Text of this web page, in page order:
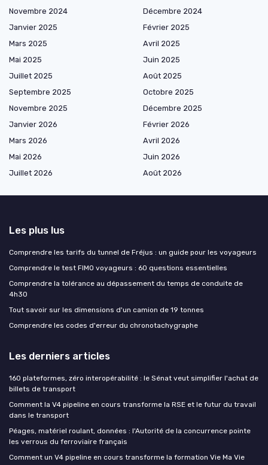
Novembre 2024
Décembre 2024
Janvier 2025
Février 2025
Mars 2025
Avril 2025
Mai 2025
Juin 2025
Juillet 2025
Août 2025
Septembre 2025
Octobre 2025
Novembre 2025
Décembre 2025
Janvier 2026
Février 2026
Mars 2026
Avril 2026
Mai 2026
Juin 2026
Juillet 2026
Août 2026
Les plus lus
Comprendre les tarifs du tunnel de Fréjus : un guide pour les voyageurs
Comprendre le test FIMO voyageurs : 60 questions essentielles
Comprendre la tolérance au dépassement du temps de conduite de
4h30
Tout savoir sur les dimensions d'un camion de 19 tonnes
Comprendre les codes d'erreur du chronotachygraphe
Les derniers articles
160 plateformes, zéro interopérabilité : le Sénat veut simplifier l'achat de
billets de transport
Comment la V4 pipeline en cours transforme la RSE et le futur du travail
dans le transport
Péages, matériel roulant, données : l'Autorité de la concurrence pointe
les verrous du ferroviaire français
Comment un V4 pipeline en cours transforme la formation Vie Ma Vie